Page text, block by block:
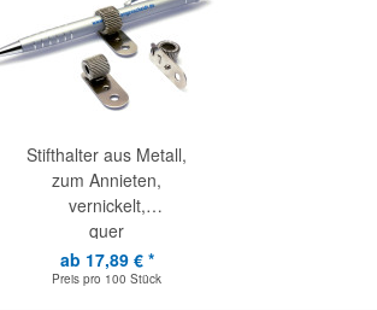
Stifthalter aus Metall,
zum Annieten,
vernickelt,
quer
ab 17,89 € *
Preis pro 100 Stück